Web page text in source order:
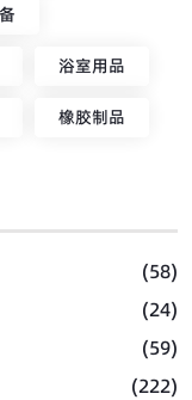
浴室用品
橡胶制品
(58)
(24)
(59)
(222)